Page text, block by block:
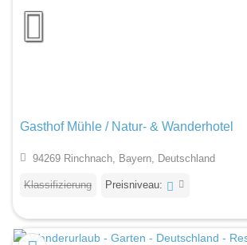
Gasthof Mühle / Natur- & Wanderhotel
94269 Rinchnach, Bayern, Deutschland
Klassifizierung Preisniveau: